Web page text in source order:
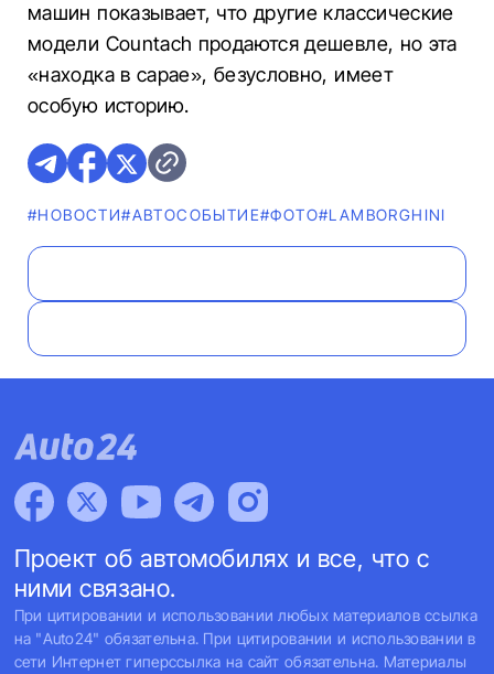
машин показывает, что другие классические
модели Countach продаются дешевле, но эта
«находка в сарае», безусловно, имеет
особую историю.
#НОВОСТИ#АВТОСОБЫТИЕ#ФОТО#LAMBORGHINI
Проект об автомобилях и все, что с
ними связано.
При цитировании и использовании любых материалов ссылка
на "Auto24" обязательна. При цитировании и использовании в
сети Интернет гиперссылка на сайт обязательна. Материалы